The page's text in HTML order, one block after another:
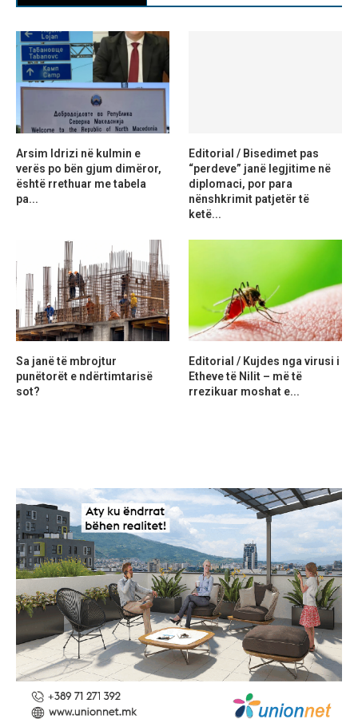
Arsim Idrizi në kulmin e
verës po bën gjum dimëror,
është rrethuar me tabela
pa...
Editorial / Bisedimet pas
“perdeve” janë legjitime në
diplomaci, por para
nënshkrimit patjetër të
ketë...
Sa janë të mbrojtur
punëtorët e ndërtimtarisë
sot?
Editorial / Kujdes nga virusi i
Etheve të Nilit – më të
rrezikuar moshat e...